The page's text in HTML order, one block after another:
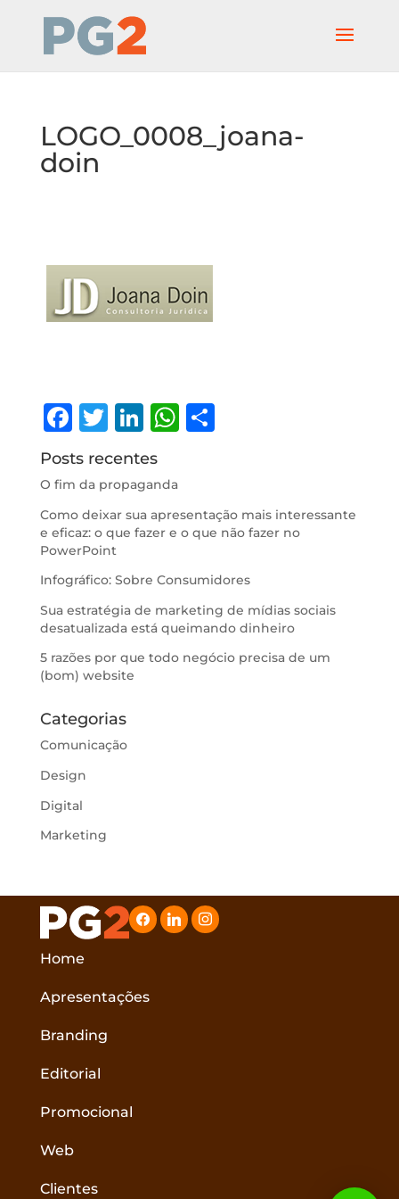
LOGO_0008_joana-
doin
Facebook
Twitter
LinkedIn
WhatsApp
Share
Posts recentes
O fim da propaganda
Como deixar sua apresentação mais interessante
e eficaz: o que fazer e o que não fazer no
PowerPoint
Infográfico: Sobre Consumidores
Sua estratégia de marketing de mídias sociais
desatualizada está queimando dinheiro
5 razões por que todo negócio precisa de um
(bom) website
Categorias
Comunicação
Design
Digital
Marketing
facebook
linkedininstagram
Home
Apresentações
Branding
Editorial
Promocional
Web
Clientes